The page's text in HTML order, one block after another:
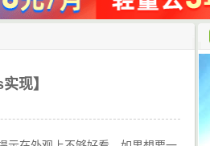
现】